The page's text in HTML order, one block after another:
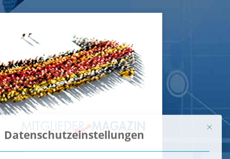
unserer Website. Einige von ihnen sind essenziell, während andere uns
Ihre Erfahrung zu verbessern.
alt sind und Ihre Zustimmung zu freiwilligen Diensten geben möchten,
um Erlaubnis bitten.
und andere Technologien auf unserer Website. Einige von ihnen sind
uns helfen, diese Website und Ihre Erfahrung zu verbessern.
können verarbeitet werden (z. B. IP-Adressen), z. B. für
und Inhalte oder Anzeigen- und Inhaltsmessung.
Verwendung Ihrer Daten finden Sie in unsererDatenschutzerklärung